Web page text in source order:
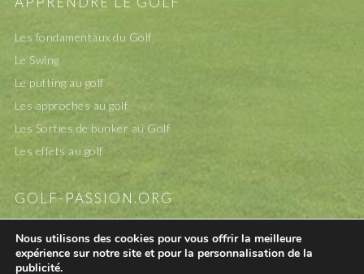
Les fondamentaux du Golf
Le Swing
Le putting au golf
Les approches au golf
Les Sorties de bunker au Golf
Les effets au golf
GOLF-PASSION.ORG
A propos
Mentions légales
Nous utilisons des cookies pour vous offrir la meilleure
expérience sur notre site et pour la personnalisation de la
publicité.